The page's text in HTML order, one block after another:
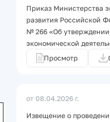
Приказ Министерства
развития Российской
№ 266 «Об
экономической
Просмотр
от 08.04.2026 г.
Извещение о